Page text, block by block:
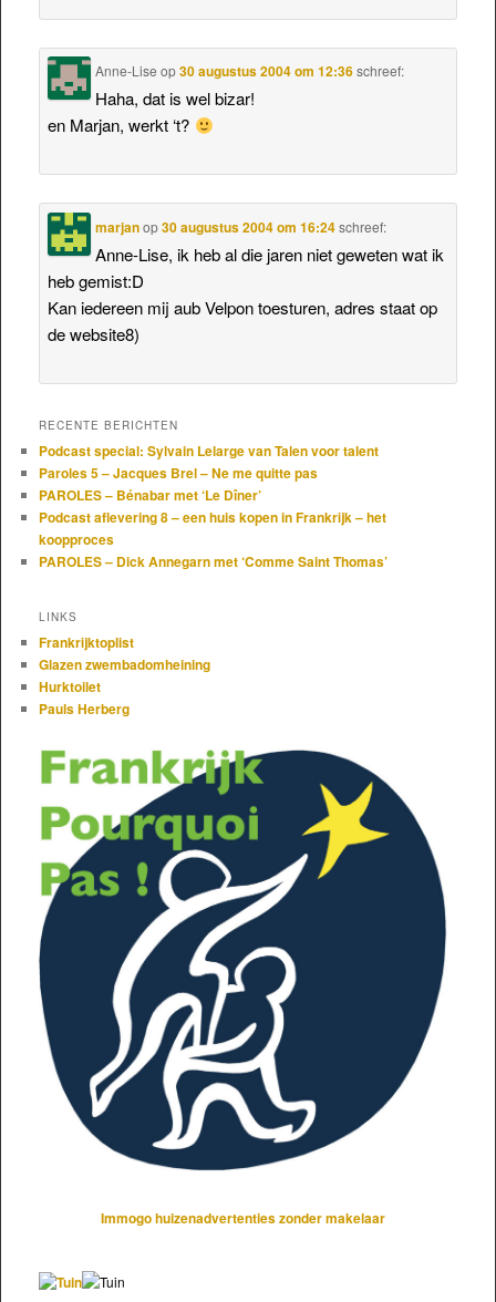
Anne-Lise op30 augustus 2004 om 12:36 schreef:
Haha, dat is wel bizar!
en Marjan, werkt ‘t?
marjanop30 augustus 2004 om 16:24 schreef:
Anne-Lise, ik heb al die jaren niet geweten wat ik
heb gemist:D
Kan iedereen mij aub Velpon toesturen, adres staat op
de website8)
RECENTE BERICHTEN
Podcast special: Sylvain Lelarge van Talen voor talent
Paroles 5 – Jacques Brel – Ne me quitte pas
PAROLES – Bénabar met ‘Le Dîner’
Podcast aflevering 8 – een huis kopen in Frankrijk – het
koopproces
PAROLES – Dick Annegarn met ‘Comme Saint Thomas’
LINKS
Frankrijktoplist
Glazen zwembadomheining
Hurktoilet
Pauls Herberg
Immogo huizenadvertenties zonder makelaar